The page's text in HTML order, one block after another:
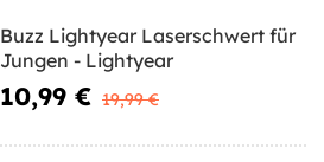
Buzz Lightyear Laserschwert für
Jungen - Lightyear
10,99 € 19,99 €